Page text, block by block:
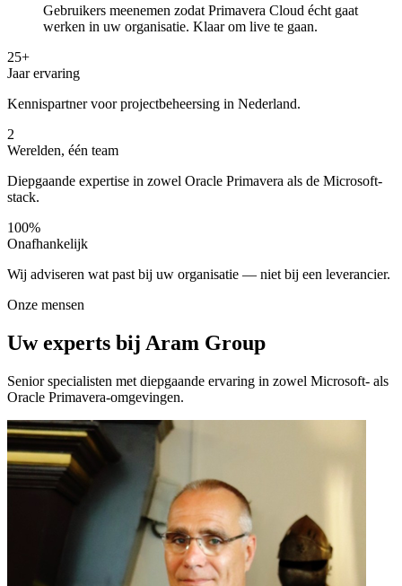
Gebruikers meenemen zodat Primavera Cloud écht gaat
werken in uw organisatie. Klaar om live te gaan.
25+
Jaar ervaring
Kennispartner voor projectbeheersing in Nederland.
2
Werelden, één team
Diepgaande expertise in zowel Oracle Primavera als de Microsoft-
stack.
100%
Onafhankelijk
Wij adviseren wat past bij uw organisatie — niet bij een leverancier.
Onze mensen
Uw experts bij Aram Group
Senior specialisten met diepgaande ervaring in zowel Microsoft- als
Oracle Primavera-omgevingen.